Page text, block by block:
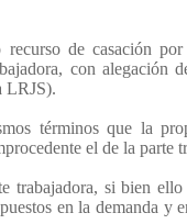
de casación
con
LRJS).
términos que la
el de la parte
trabajadora, si bien
en la demanda